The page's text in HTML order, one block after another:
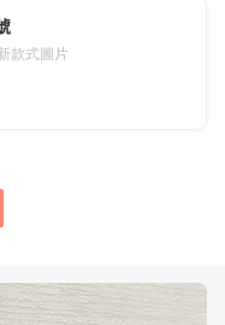
款式圖片